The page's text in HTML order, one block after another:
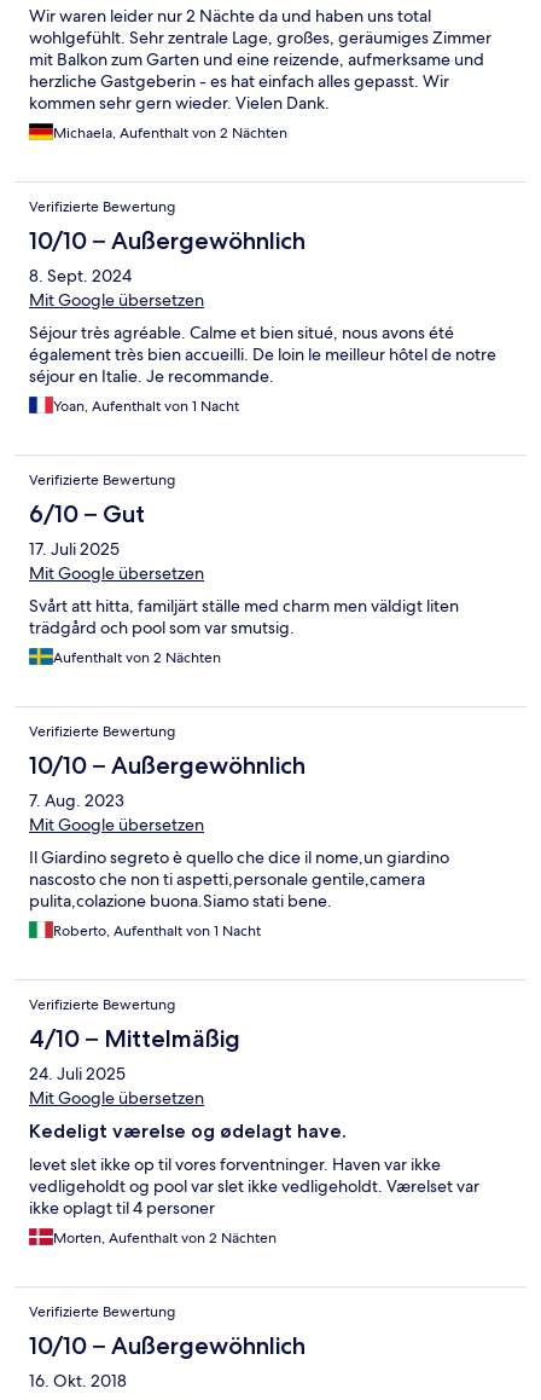
Wir waren leider nur 2 Nächte da und haben uns total
wohlgefühlt. Sehr zentrale Lage, großes, geräumiges Zimmer
mit Balkon zum Garten und eine reizende, aufmerksame und
herzliche Gastgeberin - es hat einfach alles gepasst. Wir
kommen sehr gern wieder. Vielen Dank.
Michaela, Aufenthalt von 2 Nächten
Verifizierte Bewertung
10/10 – Außergewöhnlich
8. Sept. 2024
Mit Google übersetzen
Séjour très agréable. Calme et bien situé, nous avons été
également très bien accueilli. De loin le meilleur hôtel de notre
séjour en Italie. Je recommande.
Yoan, Aufenthalt von 1 Nacht
Verifizierte Bewertung
6/10 – Gut
17. Juli 2025
Mit Google übersetzen
Svårt att hitta, familjärt ställe med charm men väldigt liten
trädgård och pool som var smutsig.
Aufenthalt von 2 Nächten
Verifizierte Bewertung
10/10 – Außergewöhnlich
7. Aug. 2023
Mit Google übersetzen
Il Giardino segreto è quello che dice il nome,un giardino
nascosto che non ti aspetti,personale gentile,camera
pulita,colazione buona.Siamo stati bene.
Roberto, Aufenthalt von 1 Nacht
Verifizierte Bewertung
4/10 – Mittelmäßig
24. Juli 2025
Mit Google übersetzen
Kedeligt værelse og ødelagt have.
levet slet ikke op til vores forventninger. Haven var ikke
vedligeholdt og pool var slet ikke vedligeholdt. Værelset var
ikke oplagt til 4 personer
Morten, Aufenthalt von 2 Nächten
Verifizierte Bewertung
10/10 – Außergewöhnlich
16. Okt. 2018